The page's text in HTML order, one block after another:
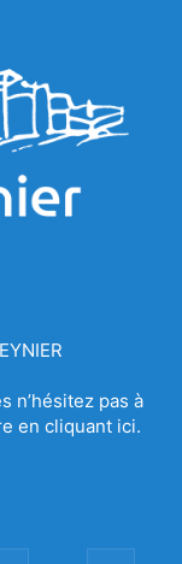
n’hésitez pas à
en cliquant ici.